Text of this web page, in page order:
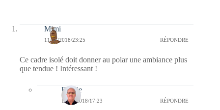
Mimi
11/05/2018/23:25 RÉPONDRE
Ce cadre isolé doit donner au polar une ambiance plus
que tendue ! Intéressant !
Bernie
12/05/2018/17:23 RÉPONDRE